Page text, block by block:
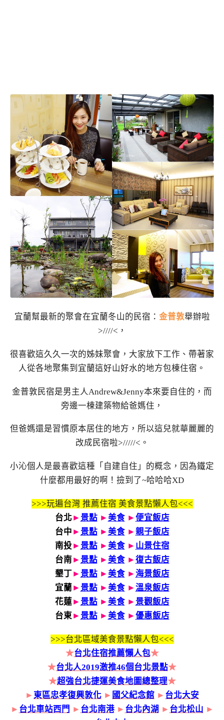
宜蘭幫最新的聚會在宜蘭冬山的民宿： 金普敦舉辦啦
>////<，
很喜歡這久久一次的姊妹聚會，大家放下工作、帶著家
人從各地聚集到宜蘭這好山好水的地方包棟住宿。
金普敦民宿是男主人Andrew&Jenny本來要自住的，而
旁邊一棟建築物給爸媽住，
但爸媽還是習慣原本居住的地方，所以這兒就華麗麗的
改成民宿啦>/////<。
小沁個人是最喜歡這種「自建自住」的概念，因為鐵定
什麼都用最好的啊！撿到了~哈哈哈XD
>>>玩遍台灣 推薦住宿 美食景點懶人包<<<
台北 ► 景點 ► 美食► 便宜飯店
台中 ► 景點 ► 美食► 親子飯店
南投► 景點 ► 美食► 山景住宿
台南► 景點 ► 美食► 復古飯店
墾丁► 景點 ► 美食► 海景飯店
宜蘭 ► 景點 ► 美食► 溫泉飯店
花蓮► 景點 ► 美食► 景觀飯店
台東► 景點 ► 美食► 優惠飯店
>>>台北區域美食景點懶人包<<<
★台北住宿推薦懶人包★
★台北人2019激推46個台北景點★
★超強台北捷運美食地圖總整理★
► 東區忠孝復興敦化 ► 國父紀念館 ► 台北大安
► 台北車站西門 ► 台北南港 ► 台北內湖 ► 台北松山 ►